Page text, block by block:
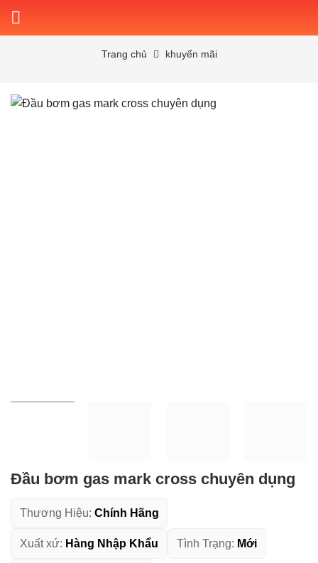
Trang chủ khuyến mãi
Đầu bơm gas mark cross chuyên dụng
Thương Hiệu: Chính Hãng
Xuất xứ: Hàng Nhập Khẩu Tình Trạng: Mới